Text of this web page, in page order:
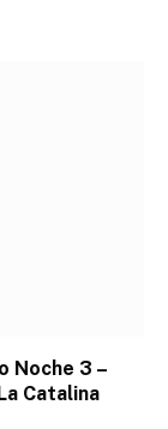
Noche 3 –
Catalina